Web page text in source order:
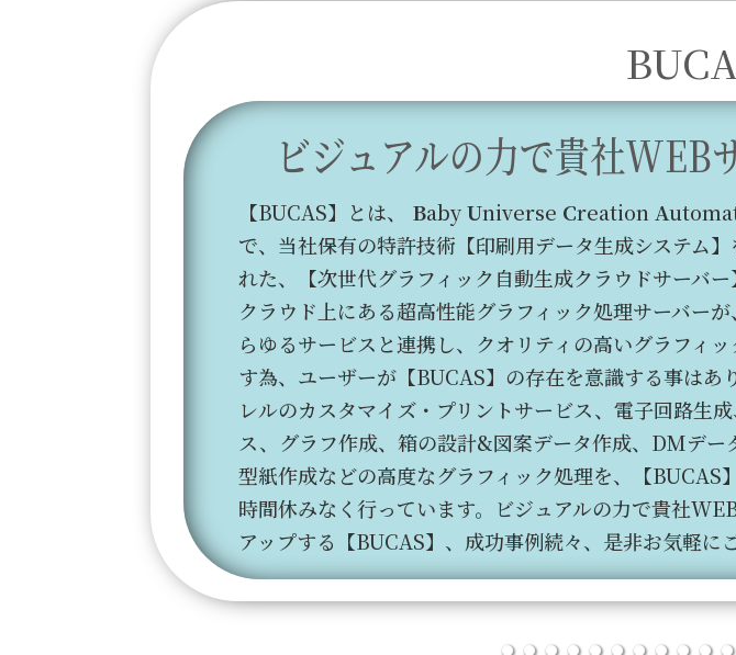
ビジュアルの力で貴社WEB
【BUCAS】とは、 BabyUniverse Creation A
で、当社保有の特許技術【印刷用データ生成システム
れた、【次世代グラフィック自動生成クラウドサーバー
クラウド上にある超高性能グラフィック処理サーバー
らゆるサービスと連携し、クオリティの高いグラフィ
す為、ユーザーが【BUCAS】の存在を意識する事はあ
レルのカスタマイズ・プリントサービス、電子回路生
ス、グラフ作成、箱の設計&図案データ作成、DMデー
型紙作成などの高度なグラフィック処理を、【BUCAS
時間休みなく行っています。ビジュアルの力で貴社
アップする【BUCAS】、成功事例続々、是非お気軽に